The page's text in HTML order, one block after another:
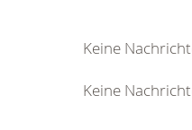
Keine
Keine